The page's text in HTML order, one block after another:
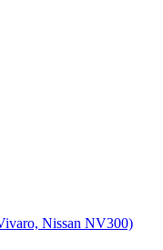
Nissan NV300)